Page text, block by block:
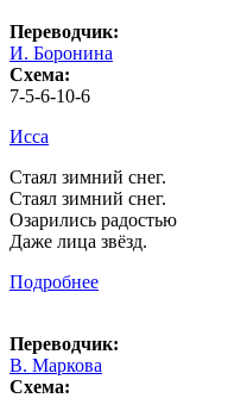
Переводчик:
И. Боронина
Схема:
7-5-6-10-6
Исса
Стаял зимний снег.
Стаял зимний снег.
Озарились радостью
Даже лица звёзд.
Подробнее
Переводчик:
В. Маркова
Схема: